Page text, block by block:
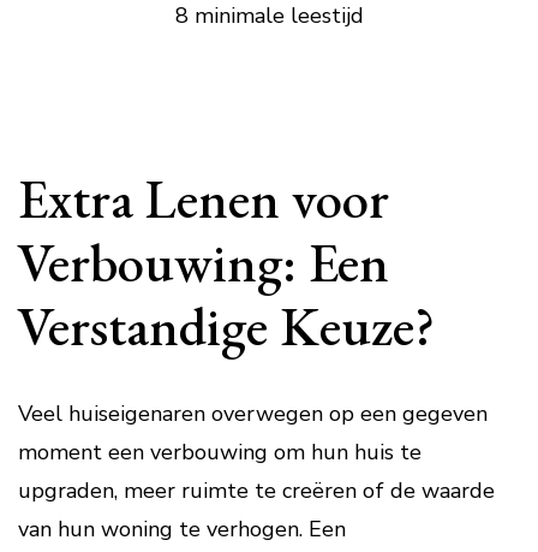
8 minimale leestijd
Extra Lenen voor
Verbouwing: Een
Verstandige Keuze?
Veel huiseigenaren overwegen op een gegeven
moment een verbouwing om hun huis te
upgraden, meer ruimte te creëren of de waarde
van hun woning te verhogen. Een